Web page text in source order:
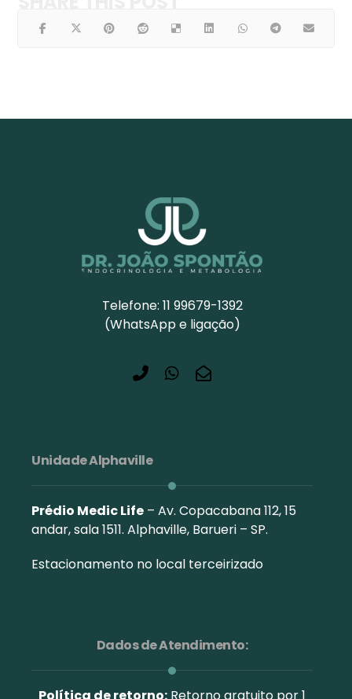
Telefone: 11 99679-1392
(WhatsApp e ligação)
Unidade Alphaville
Prédio Medic Life – Av. Copacabana 112, 15
andar, sala 1511. Alphaville, Barueri – SP.
Estacionamento no local terceirizado
Dados de Atendimento: